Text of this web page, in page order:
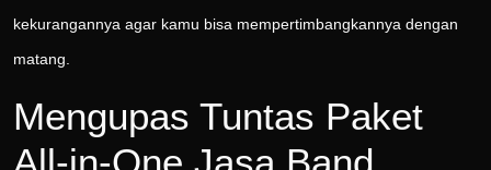
kekurangannya agar kamu bisa mempertimbangkannya dengan
matang.
Mengupas Tuntas Paket